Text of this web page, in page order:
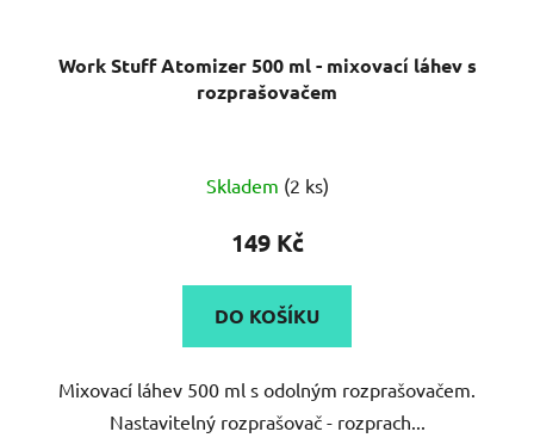
Work Stuff Atomizer 500 ml - mixovací láhev s
rozprašovačem
Skladem (2 ks)
149 Kč
DO KOŠÍKU
Mixovací láhev 500 ml s odolným rozprašovačem.
Nastavitelný rozprašovač - rozprach...